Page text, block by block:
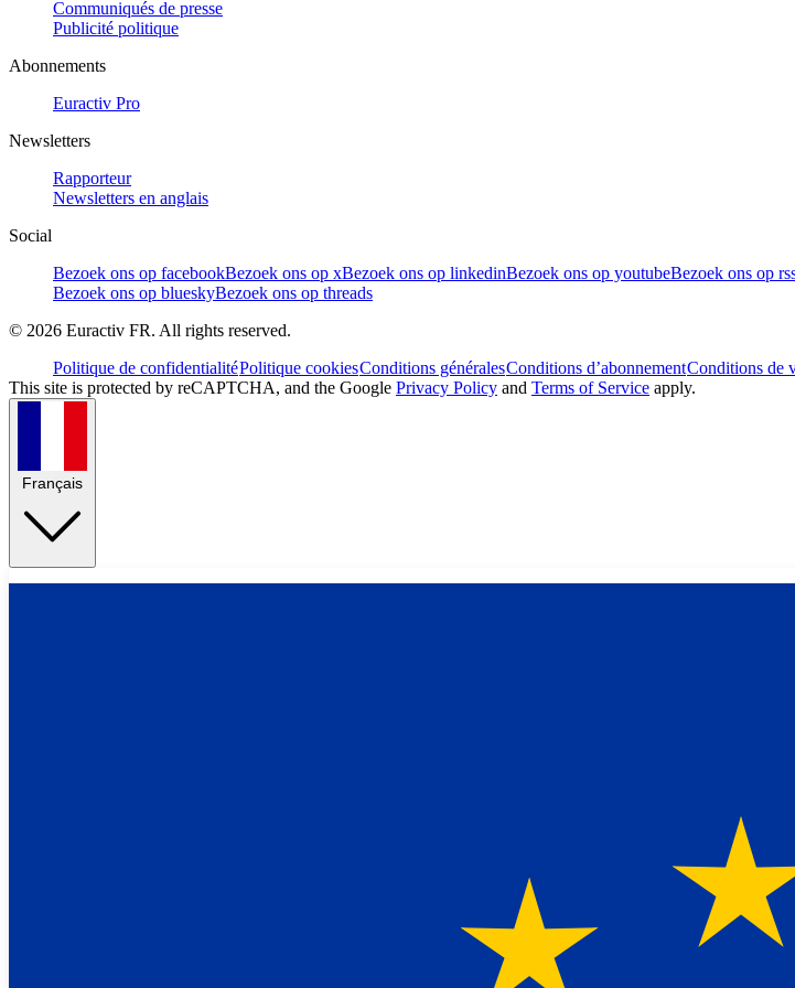
Communiqués de presse
Publicité politique
Abonnements
Euractiv Pro
Newsletters
Rapporteur
Newsletters en anglais
Social
Bezoek ons op facebookBezoek ons op xBezoek ons op linkedinBezoek ons op youtubeBezoek ons op
Bezoek ons op blueskyBezoek ons op threads
© 2026 Euractiv FR. All rights reserved.
Politique de confidentialitéPolitique cookiesConditions généralesConditions d’abonnementConditions de
This site is protected by reCAPTCHA, and the Google Privacy Policy and Terms of Service apply.
Français